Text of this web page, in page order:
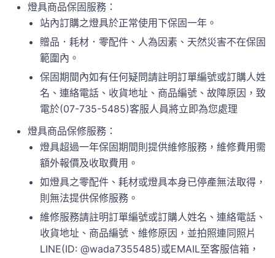
燈具商品保固服務：
站內訂購之燈具於正常使用下保固一年。
贈品．耗材．零配件、人為因素、天然災害不在保固
範圍內。
保固期間內如有任何疑問請註明訂單編號或訂購人姓
名、連絡電話、收貨地址、商品編號、故障原因，致
電於(07-735-5485)客服人員將立即為您處理
燈具商品保修服務：
燈具超過一年保固期間則提供維修服務，維修費用需
額外報價及收取費用。
如燈具之零配件、耗材或燈具本身已停產無法取得，
則無法提供保修服務。
維修服務請註明訂單編號或訂購人姓名、連絡電話、
收貨地址、商品編號、維修原因，並拍照連同照片
LINE(ID: @wada7355485)或EMAIL至客服信箱，